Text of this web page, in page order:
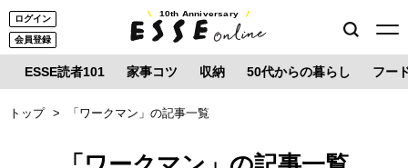
ログイン
会員登録
10th Anniversary
ESSE読者101 家事コツ 収納 50代からの暮らし フー
トップ 「ワークマン」の記事一覧